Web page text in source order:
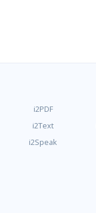
i2PDF
i2Text
i2Speak